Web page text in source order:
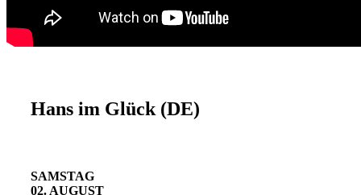
Hans im Glück (DE)
SAMSTAG
02. AUGUST